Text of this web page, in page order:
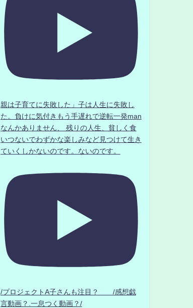
親は子育てに失敗した」子は人生に失敗し
た。負けに気付きもう手遅れで逆転一発man
なんかありません、 残りの人生、貧しく食
いつないでわずかな楽しみなど見つけて生き
ていくしかないのです。ないのです。
/プロジェクトA子さんも注目？ /感想戯
言動画？.一息つく動画？/